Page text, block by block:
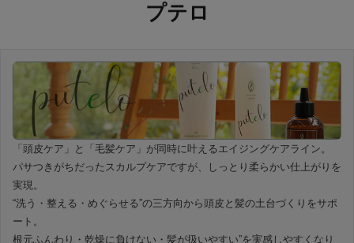
プテロ
「頭皮ケア」と「毛髪ケア」が同時に叶えるエイジングケアライン。
パサつきがちだったスカルプケアですが、しっとり柔らかい仕上がりを
実現。
“洗う・整える・めぐらせる”の三方向から頭皮と髪の土台づくりをサポ
ート。
根元ふんわり・乾燥に負けない・髪が扱いやすい”を実感しやすくなり